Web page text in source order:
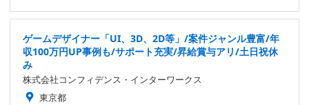
ゲームデザイナー「UI、3D、2D等」/案件ジャンル豊富/年
収100万円UP事例も/サポート充実/昇給賞与アリ/土日祝休
み
株式会社コンフィデンス・インターワークス
東京都